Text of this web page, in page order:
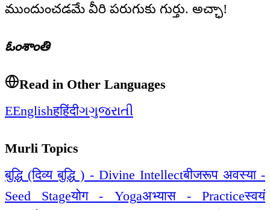
ముందుంచడమే వీరి పరుగుకు గుర్తు. అచ్ఛా!
ఓంశాంతి
Read in Other Languages
EEnglishहहिंदीગગુજરાતી
Murli Topics
बुद्धि (दिव्य बुद्धि ) - Divine Intellectबीजरूप अवस्या -
Seed Stageयोग - Yogaअभ्यास - Practiceस्वयं